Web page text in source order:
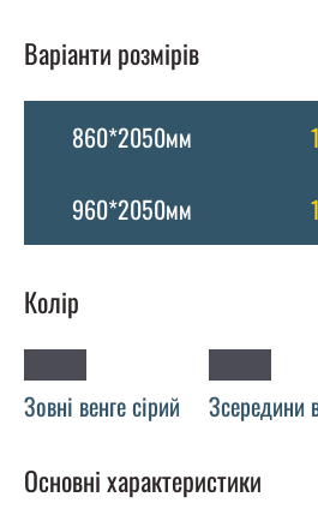
Варіанти розмірів
860*2050мм
960*2050мм
Колір
Зовні венге сірий Зсередини
Основні характеристики